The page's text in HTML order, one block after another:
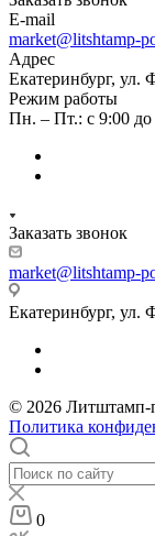
E-mail
market@litshtamp-
Адрес
Екатеринбург, ул.
Режим работы
Пн. – Пт.: с 9:00 до
Заказать звонок
market@litshtamp-
Екатеринбург, ул.
© 2026 Литштамп-
Политика
0